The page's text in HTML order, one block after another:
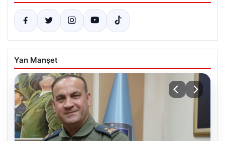
Yan Manşet